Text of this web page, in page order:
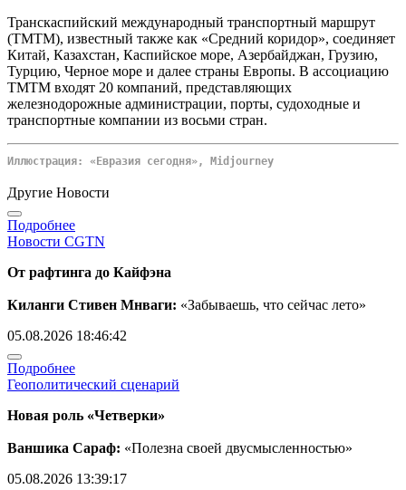
Транскаспийский международный транспортный маршрут
(ТМТМ), известный также как «Средний коридор», соединяет
Китай, Казахстан, Каспийское море, Азербайджан, Грузию,
Турцию, Черное море и далее страны Европы. В ассоциацию
ТМТМ входят 20 компаний, представляющих
железнодорожные администрации, порты, судоходные и
транспортные компании из восьми стран.
Иллюстрация: «Евразия сегодня», Midjourney
Другие Новости
Подробнее
Новости CGTN
От рафтинга до Кайфэна
Киланги Стивен Мнваги: «Забываешь, что сейчас лето»
05.08.2026 18:46:42
Подробнее
Геополитический сценарий
Новая роль «Четверки»
Ваншика Сараф: «Полезна своей двусмысленностью»
05.08.2026 13:39:17